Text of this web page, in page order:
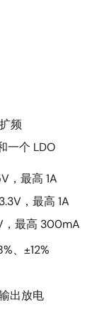
频
一个 LDO
，最高 1A
，最高 1A
，最高 300mA
、±12%
出放电